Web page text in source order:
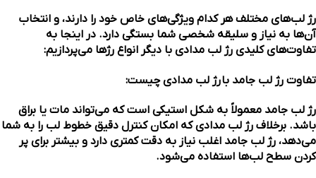
رژ لب‌های مختلف هر کدام ویژگی‌های خاص خود را دارند، و انتخاب
آن‌ها به نیاز و سلیقه شخصی شما بستگی دارد. در اینجا به
تفاوت‌های کلیدی رژ لب مدادی با دیگر انواع رژها می‌پردازیم:
تفاوت رژ لب جامد بارژ لب مدادی چیست:
رژ لب جامد معمولاً به شکل استیکی است که می‌تواند مات یا براق
باشد. برخلاف رژ لب مدادی که امکان کنترل دقیق خطوط لب را به شما
می‌دهد، رژ لب جامد اغلب نیاز به دقت کمتری دارد و بیشتر برای پر
کردن سطح لب‌ها استفاده می‌شود.